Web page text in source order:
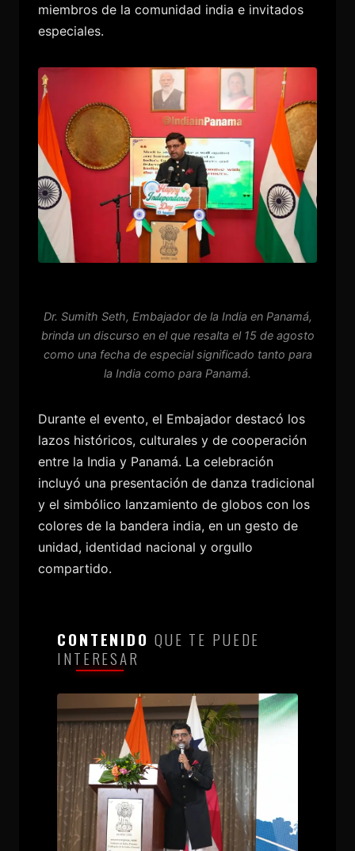
miembros de la comunidad india e invitados
especiales.
Dr. Sumith Seth, Embajador de la India en Panamá,
brinda un discurso en el que resalta el 15 de agosto
como una fecha de especial significado tanto para
la India como para Panamá.
Durante el evento, el Embajador destacó los
lazos históricos, culturales y de cooperación
entre la India y Panamá. La celebración
incluyó una presentación de danza tradicional
y el simbólico lanzamiento de globos con los
colores de la bandera india, en un gesto de
unidad, identidad nacional y orgullo
compartido.
CONTENIDO QUE TE PUEDE
INTERESAR